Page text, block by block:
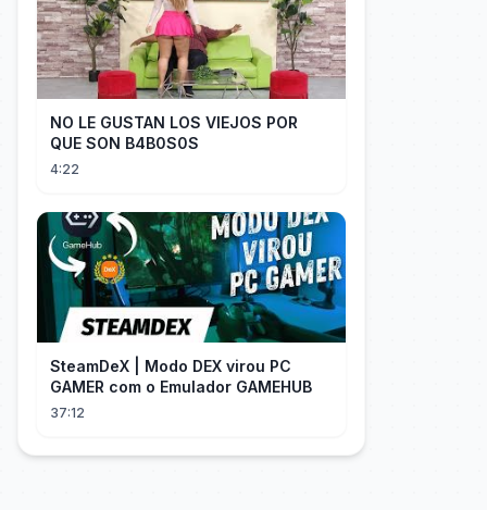
NO LE GUSTAN LOS VIEJOS POR
QUE SON B4B0S0S
4:22
SteamDeX | Modo DEX virou PC
GAMER com o Emulador GAMEHUB
37:12